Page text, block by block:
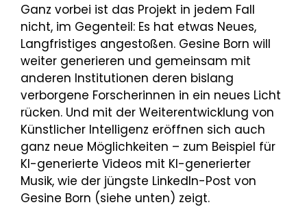
Ganz vorbei ist das Projekt in jedem Fall
nicht, im Gegenteil: Es hat etwas Neues,
Langfristiges angestoßen. Gesine Born will
weiter generieren und gemeinsam mit
anderen Institutionen deren bislang
verborgene Forscherinnen in ein neues Licht
rücken. Und mit der Weiterentwicklung von
Künstlicher Intelligenz eröffnen sich auch
ganz neue Möglichkeiten – zum Beispiel für
KI-generierte Videos mit KI-generierter
Musik, wie der jüngste LinkedIn-Post von
Gesine Born (siehe unten) zeigt.